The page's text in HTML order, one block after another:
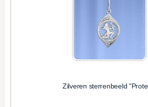
Zilveren sterrenbeeld